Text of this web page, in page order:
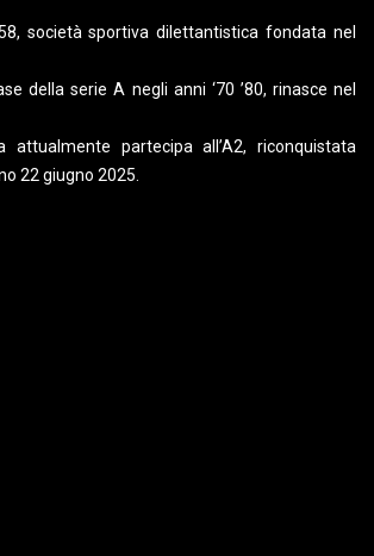
società sportiva dilettantistica fondata nel
della serie A negli anni ‘70 ’80, rinasce nel
attualmente partecipa all’A2, riconquistata
22 giugno 2025.